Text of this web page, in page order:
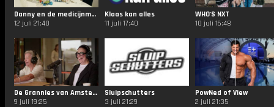
Danny en de medicijnmaffia
12 juli 21:40
Klaas kan alles
11 juli 17:40
WHO'S NXT
10 juli 16:48
De Grannies van Amsterdam
9 juli 19:25
Sluipschutters
3 juli 21:29
PowNed of View
2 juli 21:35